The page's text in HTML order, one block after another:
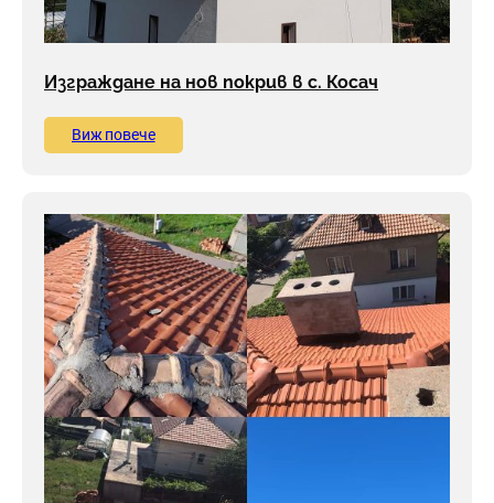
Изграждане на нов покрив в с. Косач
Виж повече